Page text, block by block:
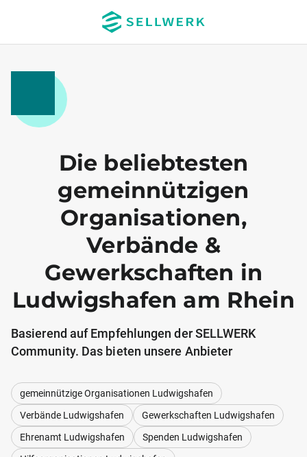
Die beliebtesten
gemeinnützigen
Organisationen,
Verbände &
Gewerkschaften in
Ludwigshafen am Rhein
Basierend auf Empfehlungen der SELLWERK
Community. Das bieten unsere Anbieter
gemeinnützige Organisationen Ludwigshafen
Verbände Ludwigshafen
Gewerkschaften Ludwigshafen
Ehrenamt Ludwigshafen
Spenden Ludwigshafen